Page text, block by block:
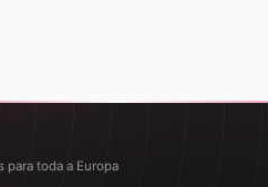
para toda a Europa